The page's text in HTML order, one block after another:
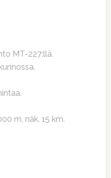
MT-227:llä.
m, näk. 15 km.